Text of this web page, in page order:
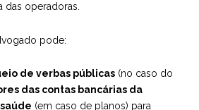
das operadoras.
pode:
de verbas públicas (no caso do
das contas bancárias da
(em caso de planos) para